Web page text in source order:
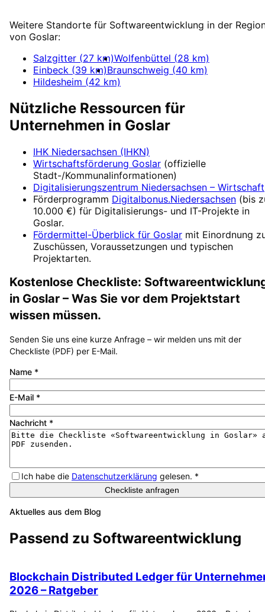
Weitere Standorte für Softwareentwicklung in der
von Goslar:
Salzgitter (27 km)Wolfenbüttel (28 km)
Einbeck (39 km)Braunschweig (40 km)
Hildesheim (42 km)
Nützliche Ressourcen für
Unternehmen in Goslar
IHK Niedersachsen (IHKN)
Wirtschaftsförderung Goslar (offizielle
Stadt-/Kommunalinformationen)
Digitalisierungszentrum Niedersachsen – Wirtschaft
Förderprogramm Digitalbonus.Niedersachsen (bis
10.000 €) für Digitalisierungs- und IT-Projekte in
Goslar.
Fördermittel-Überblick für Goslar mit Einordnung
Zuschüssen, Voraussetzungen und typischen
Projektarten.
Kostenlose Checkliste:
in Goslar – Was Sie vor dem Projektstart
wissen müssen.
Senden Sie uns eine kurze Anfrage – wir melden uns mit der
Checkliste (PDF) per E-Mail.
Name *
E-Mail *
Nachricht *
Ich habe die Datenschutzerklärung gelesen. *
Checkliste anfragen
Aktuelles aus dem Blog
Passend zu Softwareentwicklung
Blockchain Distributed Ledger für
2026 – Ratgeber